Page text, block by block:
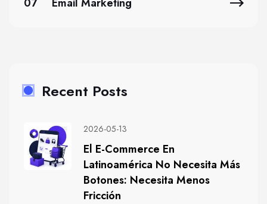
Recent Posts
2026-05-13
El E-Commerce En
Latinoamérica No Necesita Más
Botones: Necesita Menos
Fricción